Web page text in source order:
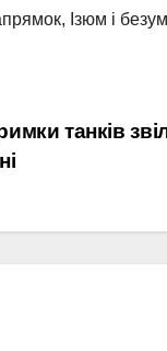
Ізюм і
танків